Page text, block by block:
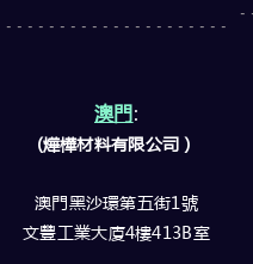
- - - - - - - - - - - - - - - - - - - - -
澳門:
(燁樺材料有限公司）
澳門黑沙環第五街1號
文豐工業大廈4樓413B室
-